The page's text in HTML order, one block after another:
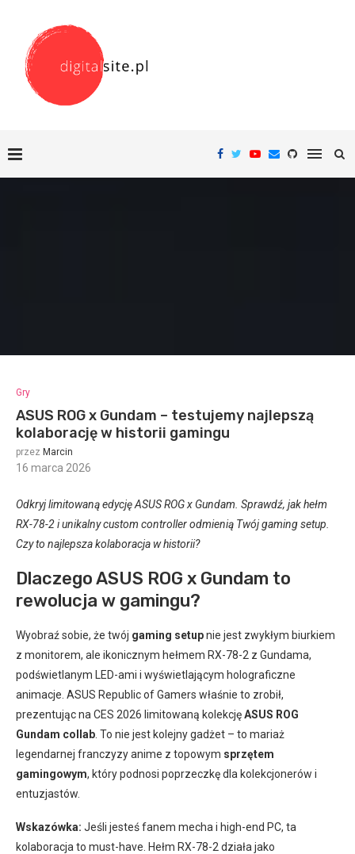
Gry
ASUS ROG x Gundam – testujemy najlepszą
kolaborację w historii gamingu
przez Marcin
16 marca 2026
Odkryj limitowaną edycję ASUS ROG x Gundam. Sprawdź, jak hełm
RX-78-2 i unikalny custom controller odmienią Twój gaming setup.
Czy to najlepsza kolaboracja w historii?
Dlaczego ASUS ROG x Gundam to
rewolucja w gamingu?
Wyobraź sobie, że twój gaming setupnie jest zwykłym biurkiem
z monitorem, ale ikonicznym hełmem RX-78-2 z Gundama,
podświetlanym LED-ami i wyświetlającym holograficzne
animacje. ASUS Republic of Gamers właśnie to zrobił,
prezentując na CES 2026 limitowaną kolekcjęASUS ROG
Gundam collab . To nie jest kolejny gadżet – to mariaż
legendarnej franczyzy anime z topowym sprzętem
gamingowym, który podnosi poprzeczkę dla kolekcjonerów i
entuzjastów.
Wskazówka: Jeśli jesteś fanem mecha i high-end PC, ta
kolaboracja to must-have. Hełm RX-78-2 działa jako